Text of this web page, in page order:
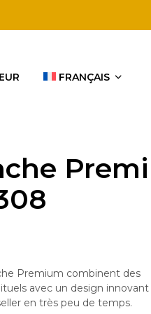
FRANÇAIS
Premium combinent des
avec un design
en très peu de temps.